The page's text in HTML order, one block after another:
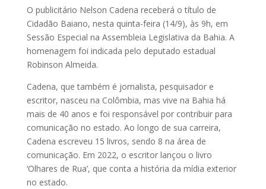
O publicitário Nelson Cadena receberá o título de
Cidadão Baiano, nesta quinta-feira (14/9), às 9h, em
Sessão Especial na Assembleia Legislativa da Bahia. A
homenagem foi indicada pelo deputado estadual
Robinson Almeida.
Cadena, que também é jornalista, pesquisador e
escritor, nasceu na Colômbia, mas vive na Bahia há
mais de 40 anos e foi responsável por contribuir para
comunicação no estado. Ao longo de sua carreira,
Cadena escreveu 15 livros, sendo 8 na área de
comunicação. Em 2022, o escritor lançou o livro
‘Olhares de Rua’, que conta a história da mídia exterior
no estado.